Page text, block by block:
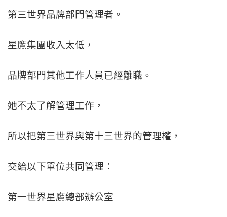
第三世界品牌部門管理者。
星鷹集團收入太低，
品牌部門其他工作人員已經離職。
她不太了解管理工作，
所以把第三世界與第十三世界的管理權，
交給以下單位共同管理：
第一世界星鷹總部辦公室